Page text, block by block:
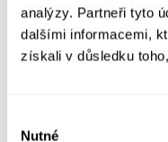
analýzy. Partneři tyto
dalšími informacemi,
získali v důsledku
Nutné